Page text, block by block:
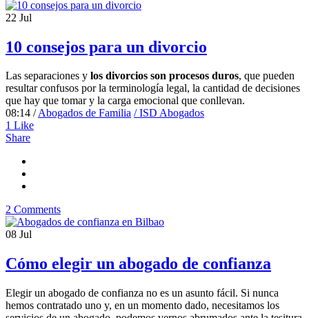
22 Jul
10 consejos para un divorcio
Las separaciones y los divorcios son procesos duros, que pueden
resultar confusos por la terminología legal, la cantidad de decisiones
que hay que tomar y la carga emocional que conllevan.
08:14 /Abogados de Familia / ISD Abogados
1 Like
Share
2 Comments
08 Jul
Cómo elegir un abogado de confianza
Elegir un abogado de confianza no es un asunto fácil. Si nunca
hemos contratado uno y, en un momento dado, necesitamos los